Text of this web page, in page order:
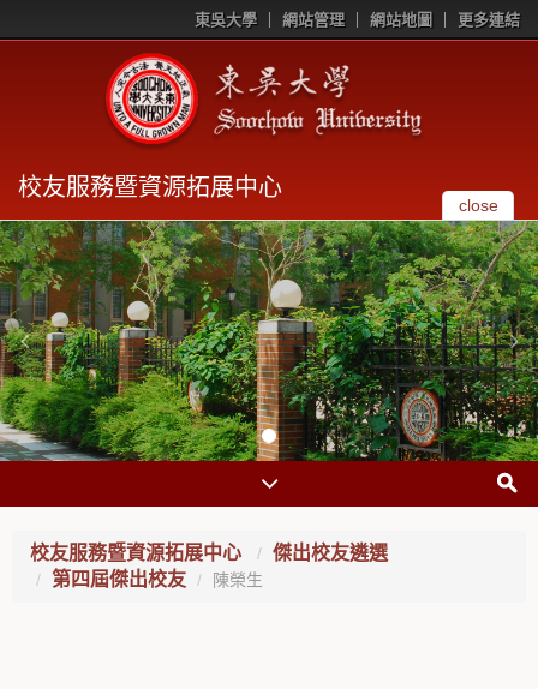
東吳大學 網站管理 網站地圖 更多連結
校友服務暨資源拓展中心
close
校友服務暨資源拓展中心
傑出校友遴選
第四屆傑出校友
陳榮生